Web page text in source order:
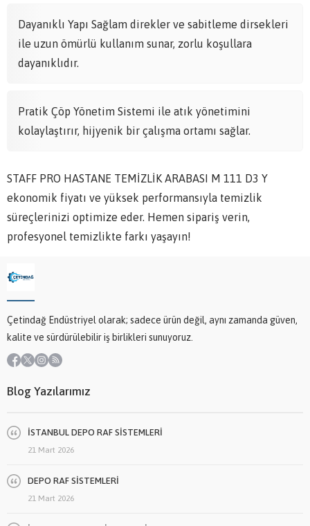
Dayanıklı Yapı Sağlam direkler ve sabitleme dirsekleri
ile uzun ömürlü kullanım sunar, zorlu koşullara
dayanıklıdır.
Pratik Çöp Yönetim Sistemi ile atık yönetimini
kolaylaştırır, hijyenik bir çalışma ortamı sağlar.
STAFF PRO HASTANE TEMİZLİK ARABASI M 111 D3 Y
ekonomik fiyatı ve yüksek performansıyla temizlik
süreçlerinizi optimize eder. Hemen sipariş verin,
profesyonel temizlikte farkı yaşayın!
Çetindağ Endüstriyel olarak; sadece ürün değil, aynı zamanda güven,
kalite ve sürdürülebilir iş birlikleri sunuyoruz.
Blog Yazılarımız
İSTANBUL DEPO RAF SİSTEMLERİ
21 Mart 2026
DEPO RAF SİSTEMLERİ
21 Mart 2026